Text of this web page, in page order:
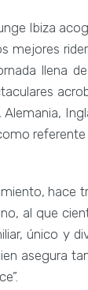
Ibiza
mejores
llena
hace
al que
único y
asegura